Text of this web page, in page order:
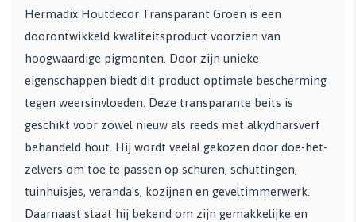
Hermadix Houtdecor Transparant Groen is een
doorontwikkeld kwaliteitsproduct voorzien van
hoogwaardige pigmenten. Door zijn unieke
eigenschappen biedt dit product optimale bescherming
tegen weersinvloeden. Deze transparante beits is
geschikt voor zowel nieuw als reeds met alkydharsverf
behandeld hout. Hij wordt veelal gekozen door doe-het-
zelvers om toe te passen op schuren, schuttingen,
tuinhuisjes, veranda's, kozijnen en geveltimmerwerk.
Daarnaast staat hij bekend om zijn gemakkelijke en